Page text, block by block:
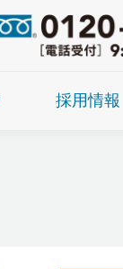
採用情報